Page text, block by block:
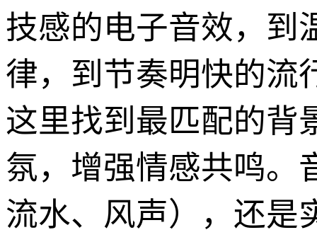
技感的电子音效，到
律，到节奏明快的流
这里找到最匹配的背
氛，增强情感共鸣。
流水、风声），还是